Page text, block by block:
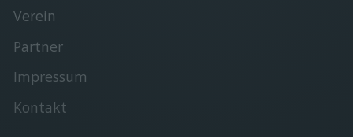
Verein
Partner
Impressum
Kontakt